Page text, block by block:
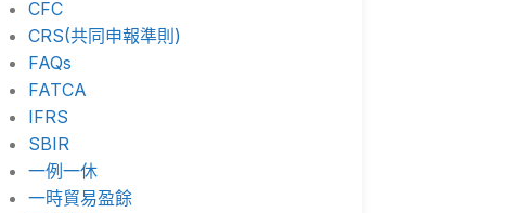
CFC
CRS(共同申報準則)
FAQs
FATCA
IFRS
SBIR
一例一休
一時貿易盈餘